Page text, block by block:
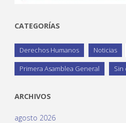
CATEGORÍAS
Derechos Humanos Noticias
Primera Asamblea General Sin
ARCHIVOS
agosto 2026